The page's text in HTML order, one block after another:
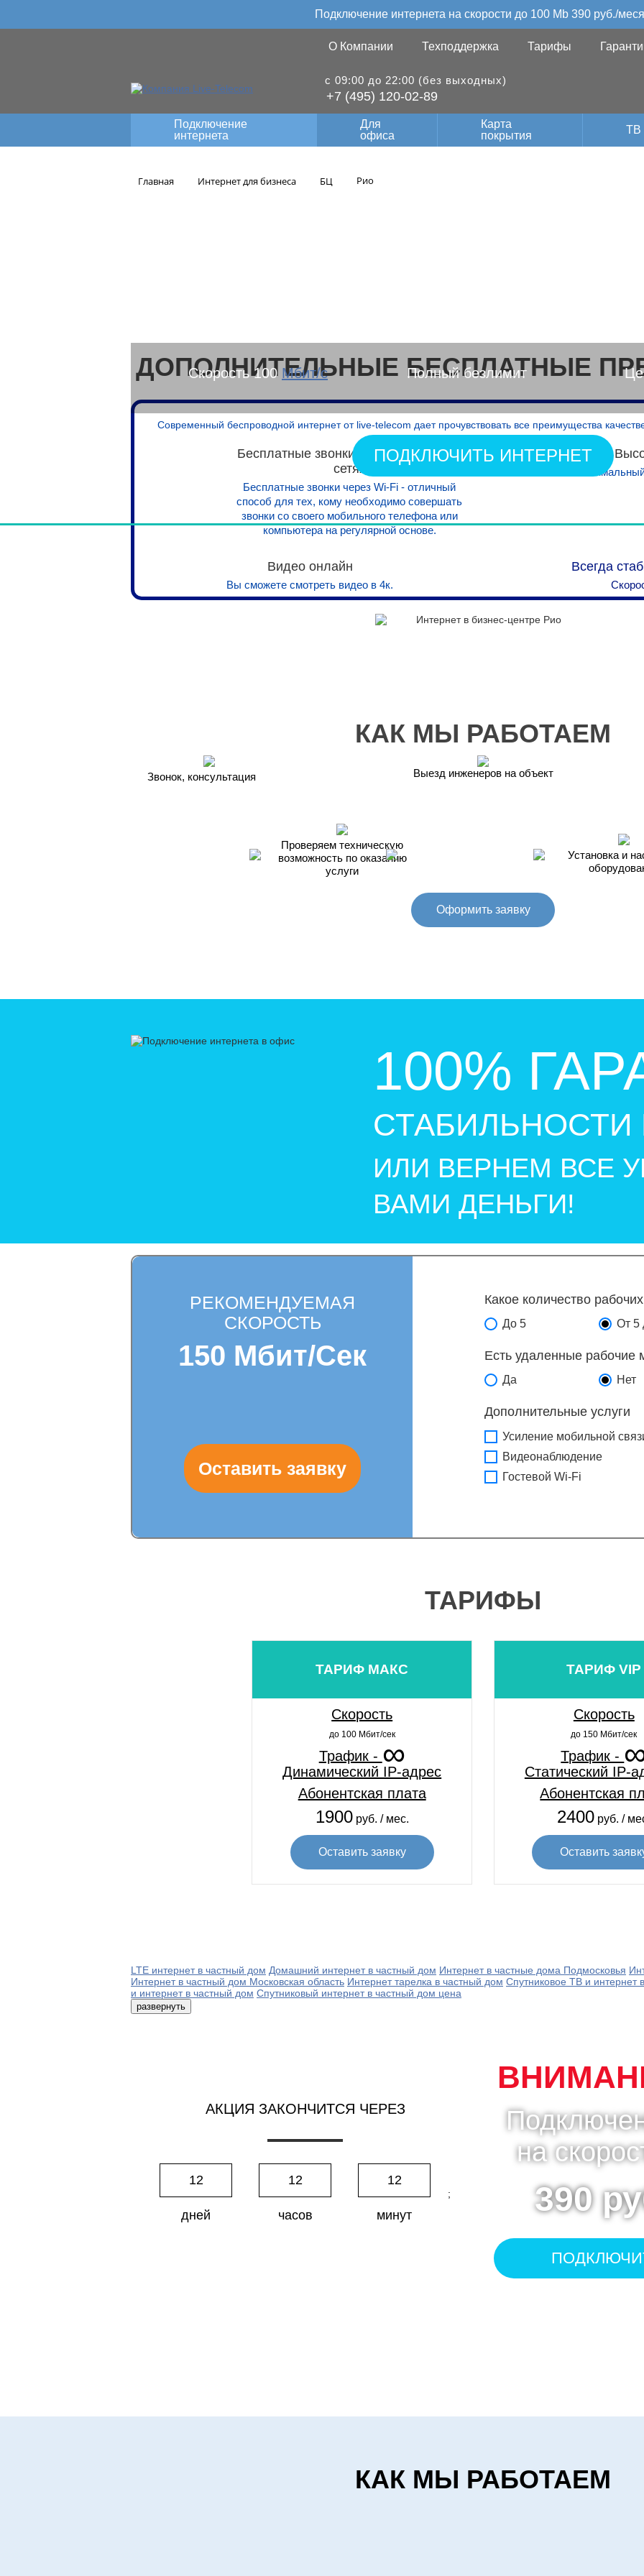
Подключение интернета на скорости до 100 Mb 390 руб./
О Компании Техподдержка Тарифы
с 09:00 до 22:00 (без выходных)
+7 (495) 120-02-89
Подключение
интернета
Для
офиса
Карта
покрытия
ТВ
Главная Интернет для бизнеса БЦ Рио
Скорость 100 Мбит/с Полный безлимит
ПОДКЛЮЧИТЬ ИНТЕРНЕТ
ДОПОЛНИТЕЛЬНЫЕ БЕСПЛАТНЫЕ
Современный беспроводной интернет от live-telecom дает прочувствовать все преимущества
Бесплатные звонки и общение в соц.
сетях
Бесплатные звонки через Wi-Fi - отличный
способ для тех, кому необходимо совершать
звонки со своего мобильного телефона или
компьютера на регулярной основе.
Видео онлайн
Вы сможете смотреть видео в 4к.
Всегда
КАК МЫ РАБОТАЕМ
Звонок, консультация
Проверяем техническую
возможность по оказанию
услуги
Выезд инженеров на объект
Установка и
Оформить заявку
100%
СТАБИЛЬНОСТИ
ИЛИ ВЕРНЕМ ВСЕ
ВАМИ ДЕНЬГИ!
РЕКОМЕНДУЕМАЯ
СКОРОСТЬ
150 Мбит/Сек
Какое количество
До 5 От 5
Есть удаленные рабочие
Да Нет
Дополнительные услуги
Усиление мобильной
Видеонаблюдение
Гостевой Wi-Fi
ТАРИФЫ
ТАРИФ МАКС
Скорость
до 100 Мбит/сек
Трафик - ∞
Динамический IP-адрес
Абонентская плата
1900руб. / мес.
Оставить заявку
ТАРИФ VIP
Скорость
до 150 Мбит/сек
Трафик -
Статический IP-
Абонентская
2400 руб. /
Оставить
LTE интернет в частный дом Домашний интернет в частный дом Интернет в частные дома Подмосковья
Интернет в частный дом Московская область Интернет тарелка в частный дом Спутниковое ТВ и интернет
и интернет в частный дом Спутниковый интернет в частный дом цена
развернуть
АКЦИЯ ЗАКОНЧИТСЯ ЧЕРЕЗ
12
дней
12
часов
12
минут
;
на
390
КАК МЫ РАБОТАЕМ